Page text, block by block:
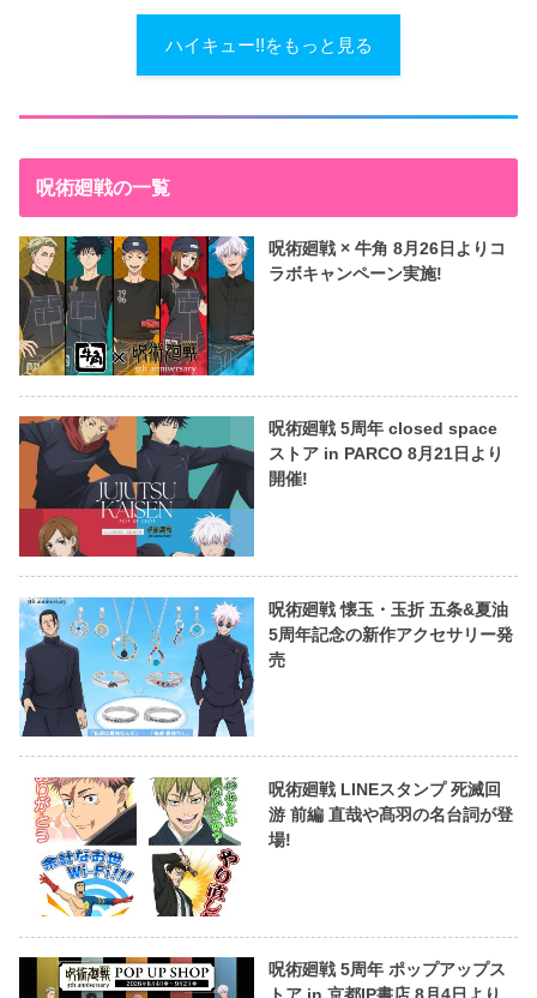
ハイキュー!!をもっと見る
呪術廻戦の一覧
呪術廻戦 × 牛角 8月26日よりコ
ラボキャンペーン実施!
呪術廻戦 5周年 closed space
ストア in PARCO 8月21日より
開催!
呪術廻戦 懐玉・玉折 五条&夏油
5周年記念の新作アクセサリー発
売
呪術廻戦 LINEスタンプ 死滅回
游 前編 直哉や髙羽の名台詞が登
場!
呪術廻戦 5周年 ポップアップス